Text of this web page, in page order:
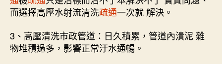
而選擇高壓水射流清洗疏通一次就 解決。
3、高壓清洗市政管道：日久積累，管道內潰泥 雜
物堆積過多，影響正常汙水通暢。